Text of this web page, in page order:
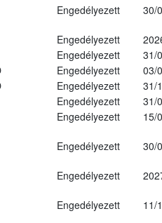
Engedélyezett 30/
Engedélyezett
Engedélyezett
31/
Engedélyezett
03/
Engedélyezett
31/
Engedélyezett
31/
Engedélyezett
15/
Engedélyezett 30/
Engedélyezett
Engedélyezett 11/